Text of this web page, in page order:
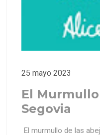
25 mayo 2023
El
Segovia
El murmullo de las